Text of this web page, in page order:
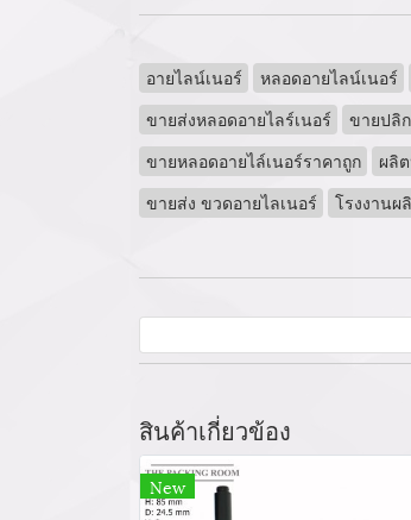
อายไลน์เนอร์ หลอดอายไลน์เนอร์
ขายส่งหลอดอายไลร์เนอร์
ขายปลิ
ขายหลอดอายไล์เนอร์ราคาถูก
ผลิ
ขายส่ง ขวดอายไลเนอร์
โรงงาน
สินค้าเกี่ยวข้อง
New